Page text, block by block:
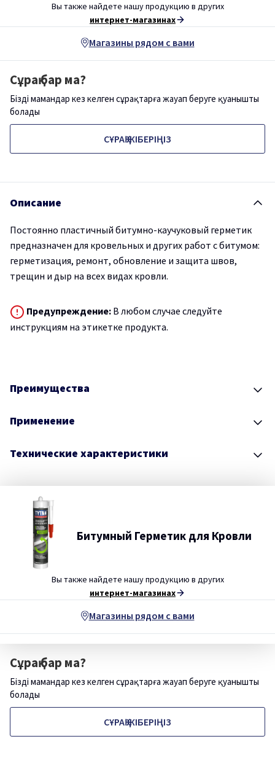
Вы также найдете нашу продукцию в других
интернет-магазинах
Магазины рядом с вами
Сұрақ бар ма?
Біздің мамандар кез келген сұрақтарға жауап беруге қуанышты
болады
СҰРАҚ ЖІБЕРІҢІЗ
Описание
Постоянно пластичный битумно-каучуковый герметик
предназначен для кровельных и других работ с битумом:
герметизация, ремонт, обновление и защита швов,
трещин и дыр на всех видах кровли.
Предупреждение: В любом случае следуйте
инструкциям на этикетке продукта.
Преимущества
Применение
Технические характеристики
Битумный Герметик для Кровли
Вы также найдете нашу продукцию в других
интернет-магазинах
Магазины рядом с вами
Сұрақ бар ма?
Біздің мамандар кез келген сұрақтарға жауап беруге қуанышты
болады
СҰРАҚ ЖІБЕРІҢІЗ